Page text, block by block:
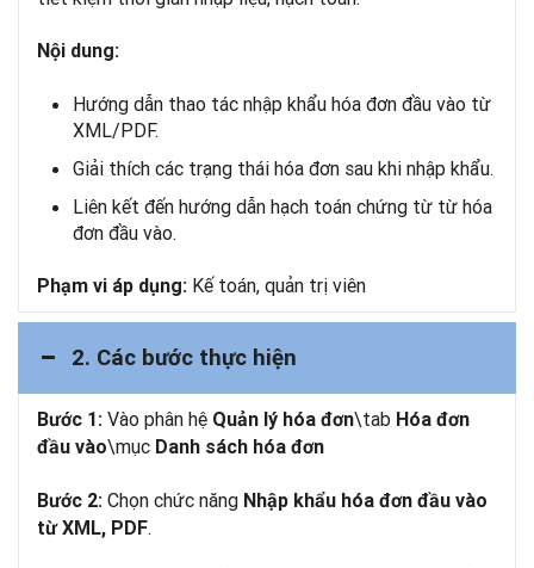
Nội dung:
Hướng dẫn thao tác nhập khẩu hóa đơn đầu vào từ
XML/PDF.
Giải thích các trạng thái hóa đơn sau khi nhập khẩu.
Liên kết đến hướng dẫn hạch toán chứng từ từ hóa
đơn đầu vào.
Phạm vi áp dụng: Kế toán, quản trị viên
2. Các bước thực hiện
Bước 1: Vào phân hệ Quản lý hóa đơn\tab Hóa đơn
đầu vào\mục Danh sách hóa đơn
Bước 2: Chọn chức năng Nhập khẩu hóa đơn đầu vào
từ XML, PDF.